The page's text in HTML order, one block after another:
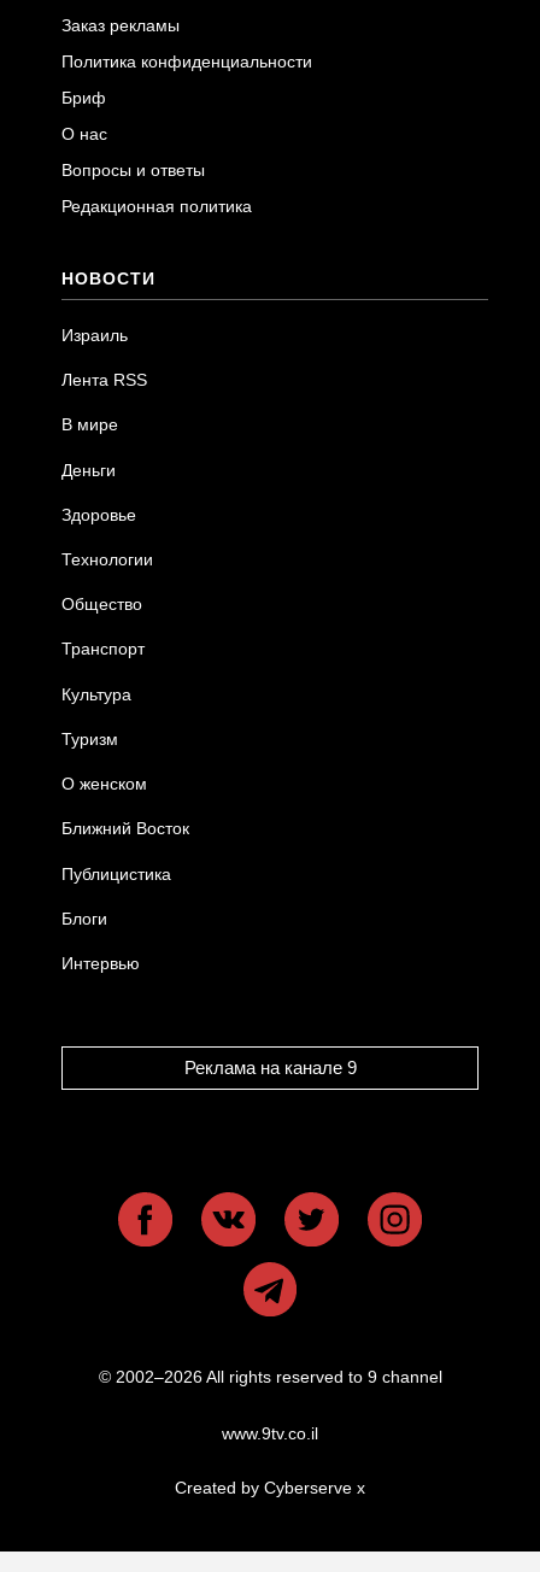
Заказ рекламы
Политика конфиденциальности
Бриф
О нас
Вопросы и ответы
Редакционная политика
НОВОСТИ
Израиль
Лента RSS
В мире
Деньги
Здоровье
Технологии
Общество
Транспорт
Культура
Туризм
О женском
Ближний Восток
Публицистика
Блоги
Интервью
Реклама на канале 9
© 2002–2026 All rights reserved to 9 channel
www.9tv.co.il
Created by Cyberserve x